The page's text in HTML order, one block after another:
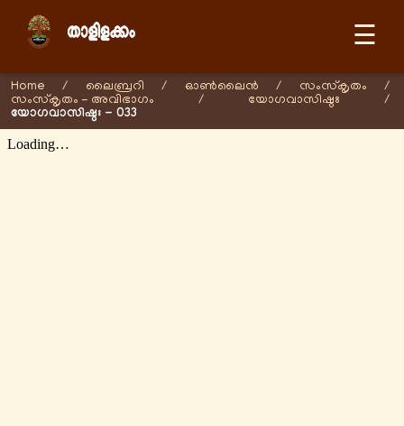
☰
Home / ലൈബ്രറി / ഓണ്‍ലൈന്‍ / സംസ്കൃതം
/
സംസ്കൃതം - അവിഭാഗം
/ യോഗവാസിഷ്ഠഃ /
യോഗവാസിഷ്ഠഃ - 033